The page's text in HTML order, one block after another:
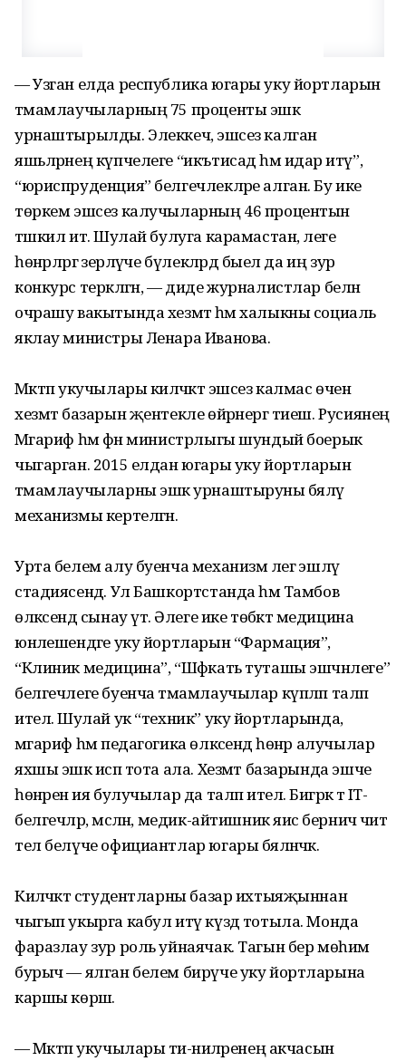
— Узган елда республика югары уку йортларын
тәмамлаучыларның 75 проценты эшкә
урнаштырылды. Элеккечә, эшсез калган
яшьләрнең күпчелеге “икътисад һәм идарә итү”,
“юриспруденция” белгечлекләре алган. Бу ике
төркем эшсез калучыларның 46 процентын
тәшкил итә. Шулай булуга карамастан, әлеге
һөнәрләргә әзерләүче бүлекләрдә быел да иң зур
конкурс теркәлгән, — диде журналистлар белән
очрашу вакытында хезмәт һәм халыкны социаль
яклау министры Ленара Иванова.
Мәктәп укучылары киләчәктә эшсез калмас өчен
хезмәт базарын җентекле өйрәнергә тиеш. Русиянең
Мәгариф һәм фән министрлыгы шундый боерык
чыгарган. 2015 елдан югары уку йортларын
тәмамлаучыларны эшкә урнаштыруны бәяләү
механизмы кертелгән.
Урта белем алу буенча механизм әлегә эшләү
стадиясендә. Ул Башкортстанда һәм Тамбов
өлкәсендә сынау үтә. Әлеге ике төбәктә медицина
юнәлешендәге уку йортларын “Фармация”,
“Клиник медицина”, “Шәфкать туташы эшчәнлеге”
белгечлеге буенча тәмамлаучылар күпләп таләп
ителә. Шулай ук “техник” уку йортларында,
мәгариф һәм педагогика өлкәсендә һөнәр алучылар
яхшы эшкә исәп тота ала. Хезмәт базарында эшче
һөнәренә ия булучылар да таләп ителә. Бигрәк тә IT-
белгечләр, мәсәлән, медик-айтишник яисә берничә чит
тел белүче официантлар югары бәяләнәчәк.
Киләчәктә студентларны базар ихтыяҗыннан
чыгып укырга кабул итү күздә тотыла. Монда
фаразлау зур роль уйнаячак. Тагын бер мөһим
бурыч — ялган белем бирүче уку йортларына
каршы көрәш.
— Мәктәп укучылары әти-әниләренең акчасын